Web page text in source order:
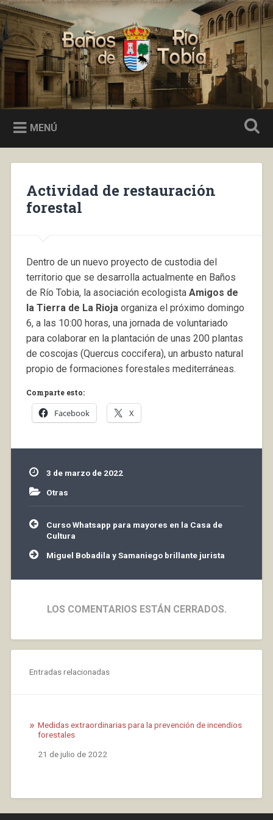
Saltar
al
contenido
Buscar
Baños de Río Tobía
MENÚ
Actividad de restauración
forestal
Dentro de un nuevo proyecto de custodia del
territorio que se desarrolla actualmente en Baños
de Río Tobia, la asociación ecologista Amigos de
la Tierra de La Riojaorganiza el próximo domingo
6, a las 10:00 horas, una jornada de voluntariado
para colaborar en la plantación de unas 200 plantas
de coscojas (Quercus coccifera), un arbusto natural
propio de formaciones forestales mediterráneas.
Comparte esto:
Facebook X
3 de marzo de 2022
Otras
Navegación
de
entradas
Curso Whatsapp para mayores en la Casa de
Cultura
Miguel Bobadila y Samaniego brillante jurista
LOS COMENTARIOS ESTÁN CERRADOS.
Entradas relacionadas
Medidas extraordinarias para la prevención de incendios
forestales
Fecha
21 de julio de 2022